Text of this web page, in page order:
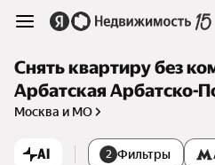
Снять квартиру без
Арбатская Арбатско-
Москва и МО
AI 2 Фильтры